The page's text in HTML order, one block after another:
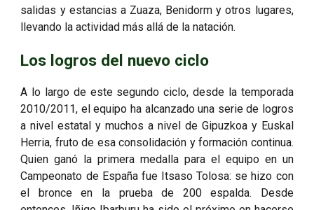
salidas y estancias a Zuaza, Benidorm y otros lugares,
llevando la actividad más allá de la natación.
Los logros del nuevo ciclo
A lo largo de este segundo ciclo, desde la temporada
2010/2011, el equipo ha alcanzado una serie de logros
a nivel estatal y muchos a nivel de Gipuzkoa y Euskal
Herria, fruto de esa consolidación y formación continua.
Quien ganó la primera medalla para el equipo en un
Campeonato de España fue Itsaso Tolosa: se hizo con
el bronce en la prueba de 200 espalda. Desde